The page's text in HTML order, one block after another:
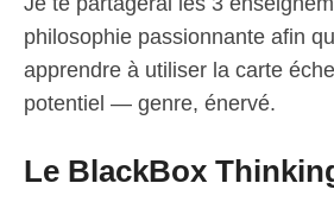
philosophie passionnante afin
apprendre à utiliser la carte
potentiel — genre, énervé.
Le BlackBox